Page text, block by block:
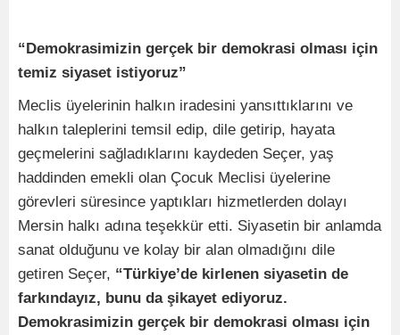
“Demokrasimizin gerçek bir demokrasi olması için
temiz siyaset istiyoruz”
Meclis üyelerinin halkın iradesini yansıttıklarını ve
halkın taleplerini temsil edip, dile getirip, hayata
geçmelerini sağladıklarını kaydeden Seçer, yaş
haddinden emekli olan Çocuk Meclisi üyelerine
görevleri süresince yaptıkları hizmetlerden dolayı
Mersin halkı adına teşekkür etti. Siyasetin bir anlamda
sanat olduğunu ve kolay bir alan olmadığını dile
getiren Seçer, “Türkiye’de kirlenen siyasetin de
farkındayız, bunu da şikayet ediyoruz.
Demokrasimizin gerçek bir demokrasi olması için